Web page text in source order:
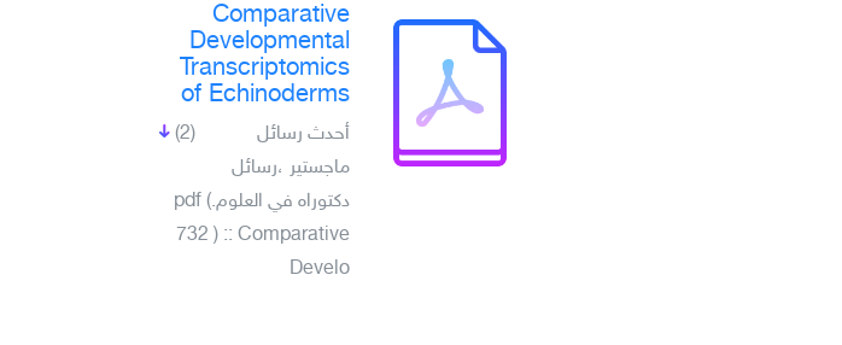
Comparative
Developmental
Transcriptomics
of Echinoderms
(2)
أحدث رسائل
ماجستير ،رسائل
دكتوراه في العلوم.pdf (
732 ) :: Comparative
Develo